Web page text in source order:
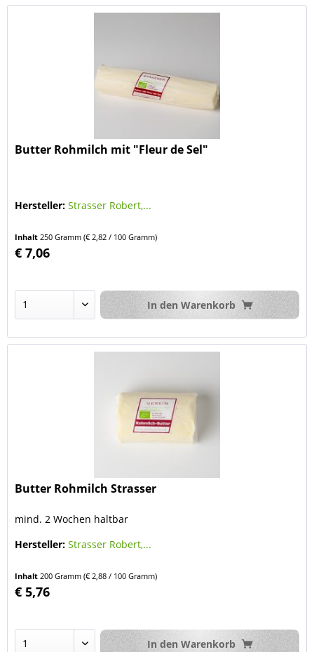
Butter Rohmilch mit "Fleur de Sel"
Hersteller: Strasser Robert,...
Inhalt 250 Gramm(€ 2,82 / 100 Gramm)
€ 7,06
In den Warenkorb
Butter Rohmilch Strasser
mind. 2 Wochen haltbar
Hersteller: Strasser Robert,...
Inhalt 200 Gramm(€ 2,88 / 100 Gramm)
€ 5,76
In den Warenkorb